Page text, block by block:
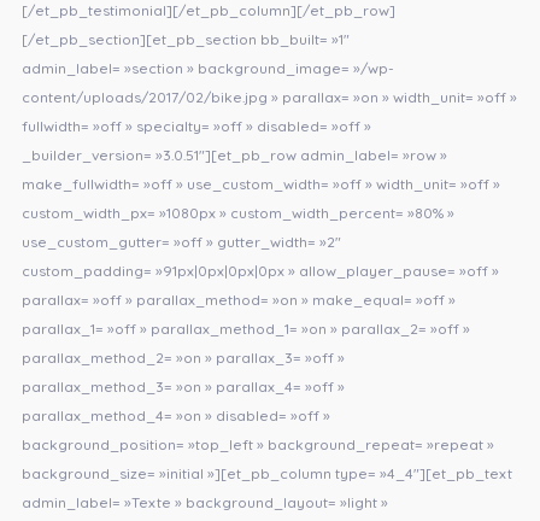
[/et_pb_testimonial][/et_pb_column][/et_pb_row]
[/et_pb_section][et_pb_section bb_built= »1″
admin_label= »section » background_image= »/wp-
content/uploads/2017/02/bike.jpg » parallax= »on » width_unit= »off »
fullwidth= »off » specialty= »off » disabled= »off »
_builder_version= »3.0.51″][et_pb_row admin_label= »row »
make_fullwidth= »off » use_custom_width= »off » width_unit= »off »
custom_width_px= »1080px » custom_width_percent= »80% »
use_custom_gutter= »off » gutter_width= »2″
custom_padding= »91px|0px|0px|0px » allow_player_pause= »off »
parallax= »off » parallax_method= »on » make_equal= »off »
parallax_1= »off » parallax_method_1= »on » parallax_2= »off »
parallax_method_2= »on » parallax_3= »off »
parallax_method_3= »on » parallax_4= »off »
parallax_method_4= »on » disabled= »off »
background_position= »top_left » background_repeat= »repeat »
background_size= »initial »][et_pb_column type= »4_4″][et_pb_text
admin_label= »Texte » background_layout= »light »